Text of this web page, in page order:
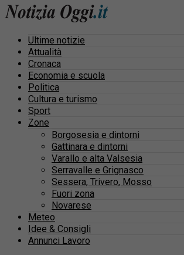
Ultime notizie
Attualità
Cronaca
Economia e scuola
Politica
Cultura e turismo
Sport
Zone
Borgosesia e dintorni
Gattinara e dintorni
Varallo e alta Valsesia
Serravalle e Grignasco
Sessera, Trivero, Mosso
Fuori zona
Novarese
Meteo
Idee & Consigli
Annunci Lavoro